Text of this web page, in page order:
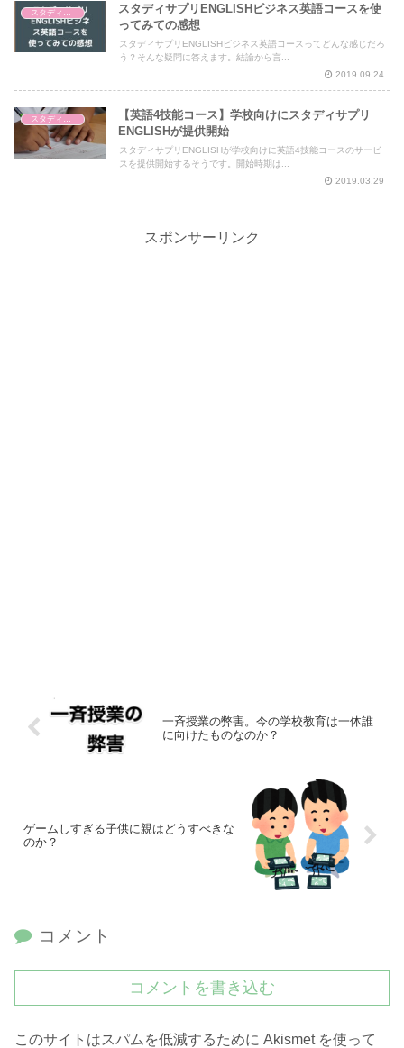
スタディサプリENGLISHビジネス英語コースを使
ってみての感想
スタディサプリENGLISHビジネス英語コースってどんな感じだろ
う？そんな疑問に答えます。結論から言...
2019.09.24
【英語4技能コース】学校向けにスタディサプリ
ENGLISHが提供開始
スタディサプリENGLISHが学校向けに英語4技能コースのサービ
スを提供開始するそうです。開始時期は...
2019.03.29
スポンサーリンク
一斉授業の弊害。今の学校教育は一体誰
に向けたものなのか？
ゲームしすぎる子供に親はどうすべきな
のか？
コメント
コメントを書き込む
このサイトはスパムを低減するために Akismet を使って